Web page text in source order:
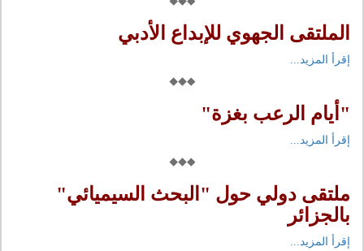
الملتقى الجهوي للإبداع الأدبي
إقرأ المزيد...
"أيام الرعب بغزة"
إقرأ المزيد...
ملتقى دولي حول "البحث السيميائي"
بالجزائر
إقرأ المزيد...